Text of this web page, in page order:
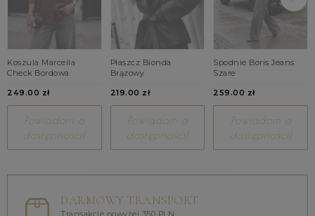
Koszula Marcella
Check Bordowa
249.00 zł
Powiadom o
dostępności!
Płaszcz Bionda
Brązowy
219.00 zł
Powiadom o
dostępności!
Spodnie Boris Jeans
Szare
259.00 zł
Powiadom o
dostępności!
DARMOWY TRANSPORT
Transakcje powyżej 350 PLN